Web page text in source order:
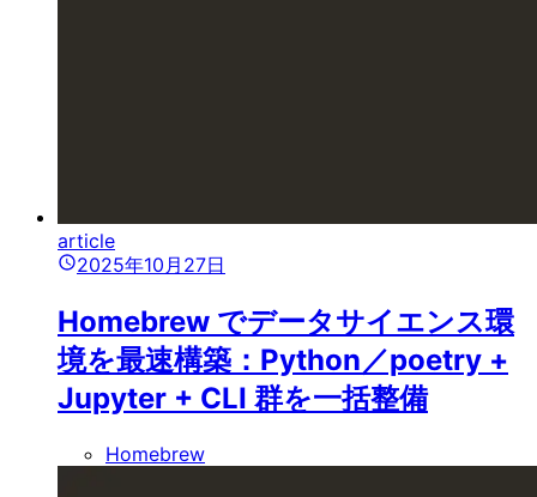
article
2025年10月27日
Homebrew でデータサイエンス環
境を最速構築：Python／poetry +
Jupyter + CLI 群を一括整備
Homebrew